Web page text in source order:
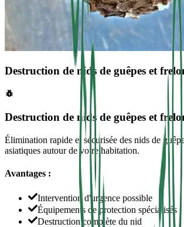
Destruction de nids de guêpes et
Destruction de nids de guêpes et
Élimination rapide et sécurisée des nids de
asiatiques autour de votre habitation.
Avantages :
Intervention d'urgence possible
Équipements de protection spécialisés
Destruction complète du nid